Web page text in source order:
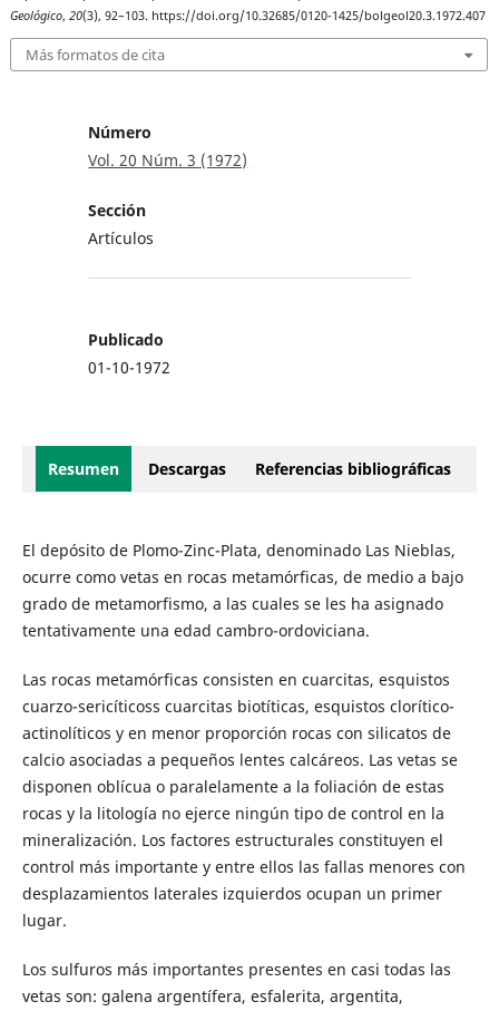
Geológico,20(3), 92–103. https://doi.org/10.32685/0120-1425/bolgeol20.3.1972.407
Más formatos de cita
Número
Vol. 20 Núm. 3 (1972)
Sección
Artículos
Publicado
01-10-1972
Resumen Descargas Referencias bibliográficas
El depósito de Plomo-Zinc-Plata, denominado Las Nieblas,
ocurre como vetas en rocas metamórficas, de medio a bajo
grado de metamorfismo, a las cuales se les ha asignado
tentativamente una edad cambro-ordoviciana.
Las rocas metamórficas consisten en cuarcitas, esquistos
cuarzo-sericíticoss cuarcitas biotíticas, esquistos clorítico-
actinolíticos y en menor proporción rocas con silicatos de
calcio asociadas a pequeños lentes calcáreos. Las vetas se
disponen oblícua o paralelamente a la foliación de estas
rocas y la litología no ejerce ningún tipo de control en la
mineralización. Los factores estructurales constituyen el
control más importante y entre ellos las fallas menores con
desplazamientos laterales izquierdos ocupan un primer
lugar.
Los sulfuros más importantes presentes en casi todas las
vetas son: galena argentífera, esfalerita, argentita,